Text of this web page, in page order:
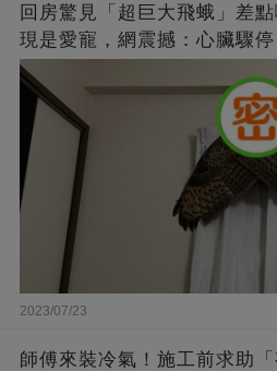
回房驚見「超巨大飛蛾」差
現是愛寵，網震撼：心臟驟停
2023/07/23
師傅來裝冷氣！施工前求助